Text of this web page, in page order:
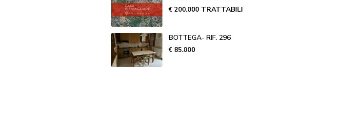
€ 200.000 TRATTABILI
BOTTEGA- RIF. 296
€ 85.000